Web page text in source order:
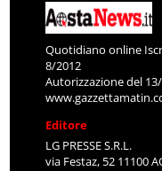
Quotidiano online
8/2012
Autorizzazione del
Editore
LG PRESSE S.R.L.
via Festaz, 52 11100